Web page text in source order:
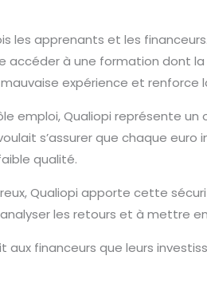
les apprenants et les
accéder à une formation dont
expérience et renforce
emploi, Qualiopi représente
s’assurer que chaque
qualité.
Qualiopi apporte cette
les retours et à mettre
aux financeurs que leurs